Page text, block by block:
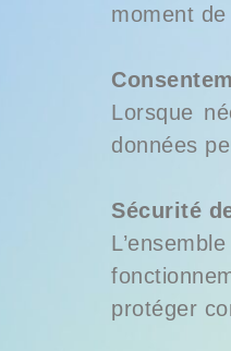
moment
Lorsque
données
Sécurité
protéger